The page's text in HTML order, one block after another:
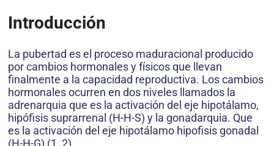
Introducción
La pubertad es el proceso maduracional producido
por cambios hormonales y físicos que llevan
finalmente a la capacidad reproductiva. Los cambios
hormonales ocurren en dos niveles llamados la
adrenarquia que es la activación del eje hipotálamo,
hipófisis suprarrenal (H-H-S) y la gonadarquia. Que
es la activación del eje hipotálamo hipofisis gonadal
(H-H-G) (1, 2).